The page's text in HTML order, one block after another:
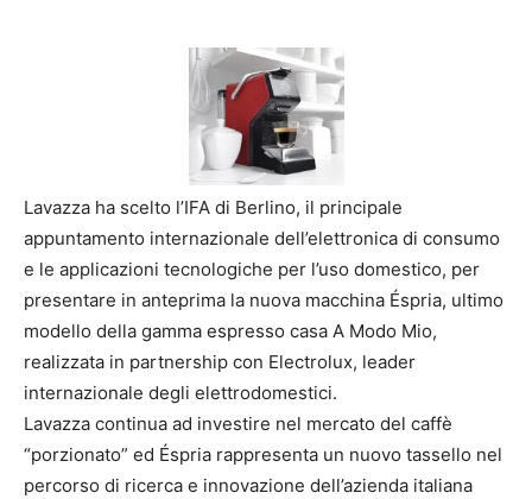
Lavazza ha scelto l’IFA di Berlino, il principale
appuntamento internazionale dell’elettronica di consumo
e le applicazioni tecnologiche per l’uso domestico, per
presentare in anteprima la nuova macchina Éspria, ultimo
modello della gamma espresso casa A Modo Mio,
realizzata in partnership con Electrolux, leader
internazionale degli elettrodomestici.
Lavazza continua ad investire nel mercato del caffè
“porzionato” ed Éspria rappresenta un nuovo tassello nel
percorso di ricerca e innovazione dell’azienda italiana